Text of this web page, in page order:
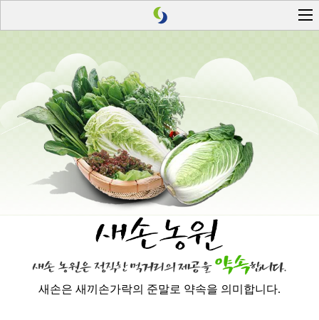
새손은 새끼손가락의 준말로 약속을 의미합니다.